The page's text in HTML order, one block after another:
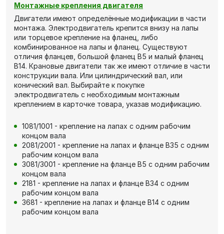
Монтажные крепления двигателя
Двигатели имеют определённые модификации в части
монтажа. Электродвигатель крепится внизу на лапы
или торцевое крепление на фланец, либо
комбинированное на лапы и фланец. Существуют
отличия фланцев, большой фланец В5 и малый фланец
В14. Крановые двигатели так же имеют отличие в части
конструкции вала. Или цилиндрический вал, или
конический вал. Выбирайте к покупке
электродвигатель с необходимым монтажным
креплением в карточке товара, указав модификацию.
1081/1001 - крепление на лапах с одним рабочим
концом вала
2081/2001 - крепление на лапах и фланце В35 с одним
рабочим концом вала
3081/3001 - крепление на фланце В5 с одним рабочим
концом вала
2181 - крепление на лапах и фланце В34 с одним
рабочим концом вала
3681 - крепление на лапах и фланце В14 с одним
рабочим концом вала